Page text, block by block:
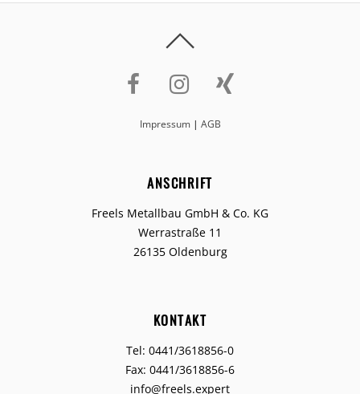
Impressum| AGB
ANSCHRIFT
Freels Metallbau GmbH & Co. KG
Werrastraße 11
26135 Oldenburg
KONTAKT
Tel: 0441/3618856-0
Fax: 0441/3618856-6
info@freels.expert